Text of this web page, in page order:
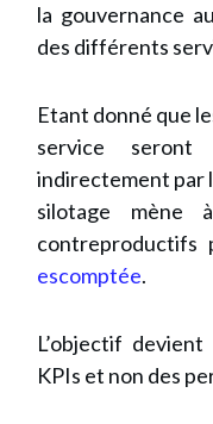
la gouvernance
des différents
Etant donné que
service seront
indirectement par
silotage mène
contreproductifs
escomptée.
L’objectif
KPIs et non des